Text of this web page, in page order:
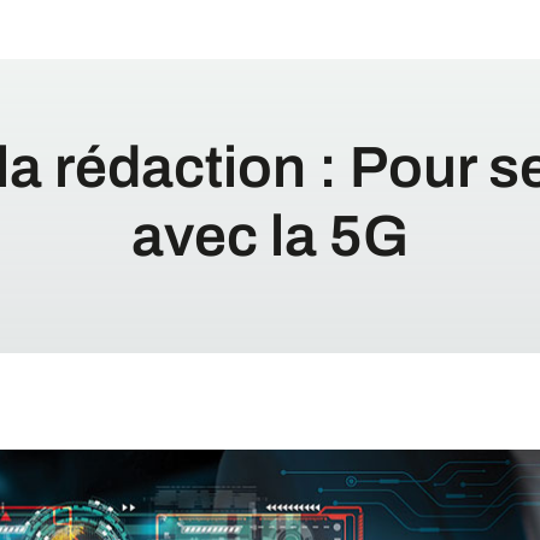
rédaction : Pour
avec la 5G